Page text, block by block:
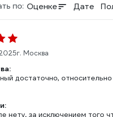
по: Оценке Дате
г. Москва
достаточно,
нету, за исключением того